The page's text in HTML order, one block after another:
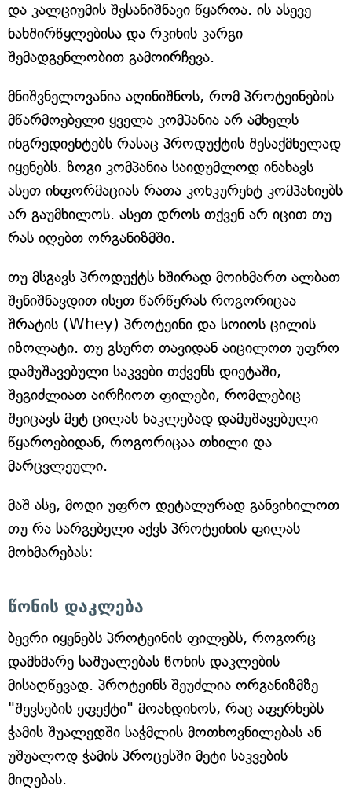
და კალციუმის შესანიშნავი წყაროა. ის ასევე
ნახშირწყლებისა და რკინის კარგი
შემადგენლობით გამოირჩევა.
მნიშვნელოვანია აღინიშნოს, რომ პროტეინების
მწარმოებელი ყველა კომპანია არ ამხელს
ინგრედიენტებს რასაც პროდუქტის შესაქმნელად
იყენებს. ზოგი კომპანია საიდუმლოდ ინახავს
ასეთ ინფორმაციას რათა კონკურენტ კომპანიებს
არ გაუმხილოს. ასეთ დროს თქვენ არ იცით თუ
რას იღებთ ორგანიზმში.
თუ მსგავს პროდუქტს ხშირად მოიხმართ ალბათ
შენიშნავდით ისეთ წარწერას როგორიცაა
შრატის (Whey) პროტეინი და სოიოს ცილის
იზოლატი. თუ გსურთ თავიდან აიცილოთ უფრო
დამუშავებული საკვები თქვენს დიეტაში,
შეგიძლიათ აირჩიოთ ფილები, რომლებიც
შეიცავს მეტ ცილას ნაკლებად დამუშავებული
წყაროებიდან, როგორიცაა თხილი და
მარცვლეული.
მაშ ასე, მოდი უფრო დეტალურად განვიხილოთ
თუ რა სარგებელი აქვს პროტეინის ფილას
მოხმარებას:
წონის დაკლება
ბევრი იყენებს პროტეინის ფილებს, როგორც
დამხმარე საშუალებას წონის დაკლების
მისაღწევად. პროტეინს შეუძლია ორგანიზმზე
"შევსების ეფექტი" მოახდინოს, რაც აფერხებს
ჭამის შუალედში საჭმლის მოთხოვნილებას ან
უშუალოდ ჭამის პროცესში მეტი საკვების
მიღებას.